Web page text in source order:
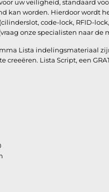
uw veiligheid, standaard
kan worden. Hierdoor wordt
code-lock, RFID-
onze specialisten naar de
Lista indelingsmateriaal
creeëren. Lista Script, een